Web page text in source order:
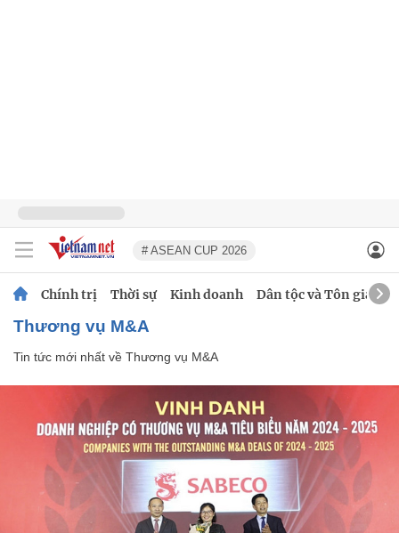
# ASEAN CUP 2026
Chính trị Thời sự Kinh doanh Dân tộc và Tôn giáo
Thương vụ M&A
Tin tức mới nhất về Thương vụ M&A